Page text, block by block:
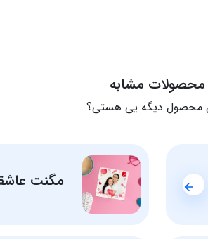
محصولات مشابه
محصول دیگه یی هستی؟
مگنت